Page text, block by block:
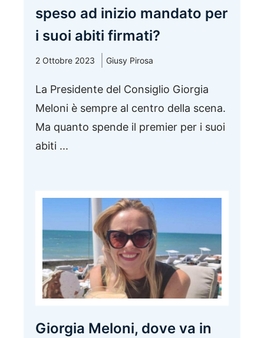
speso ad inizio mandato per
i suoi abiti firmati?
2 Ottobre 2023 Giusy Pirosa
La Presidente del Consiglio Giorgia
Meloni è sempre al centro della scena.
Ma quanto spende il premier per i suoi
abiti ...
Giorgia Meloni, dove va in